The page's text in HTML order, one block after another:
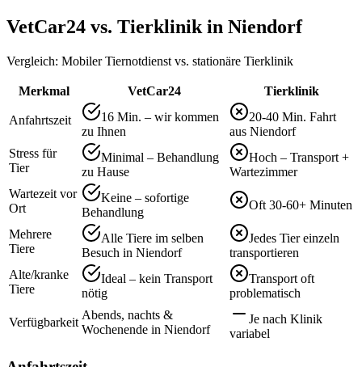
VetCar24 vs. Tierklinik in Niendorf
Vergleich: Mobiler Tiernotdienst vs. stationäre Tierklinik
Merkmal VetCar24 Tierklinik
Anfahrtszeit
16 Min. – wir kommen
zu Ihnen
20-40 Min. Fahrt
aus Niendorf
Stress für
Tier
Minimal – Behandlung
zu Hause
Hoch – Transport +
Wartezimmer
Wartezeit vor
Ort
Keine – sofortige
Behandlung
Oft 30-60+ Minuten
Mehrere
Tiere
Alle Tiere im selben
Besuch in Niendorf
Jedes Tier einzeln
transportieren
Alte/kranke
Tiere
Ideal – kein Transport
nötig
Transport oft
problematisch
Verfügbarkeit
Abends, nachts &
Wochenende in Niendorf
Je nach Klinik
variabel